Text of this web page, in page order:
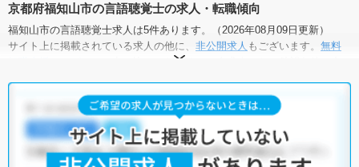
京都府福知山市の言語聴覚士の求人・転職傾向
福知山市の言語聴覚士求人は5件あります。（2026年08月09日更新）
サイト上に掲載されている求人の他に、 非公開求人 もございます。 無料
にお申し込みいただくと、全求人からご希望条件に合
福知山市の言語聴覚士求人では以下のような条件が人気です。
積極採用中・残業少なめ ・ 託児所・育児補助あり
員)・病院・介護福祉施設・小児リハビリ